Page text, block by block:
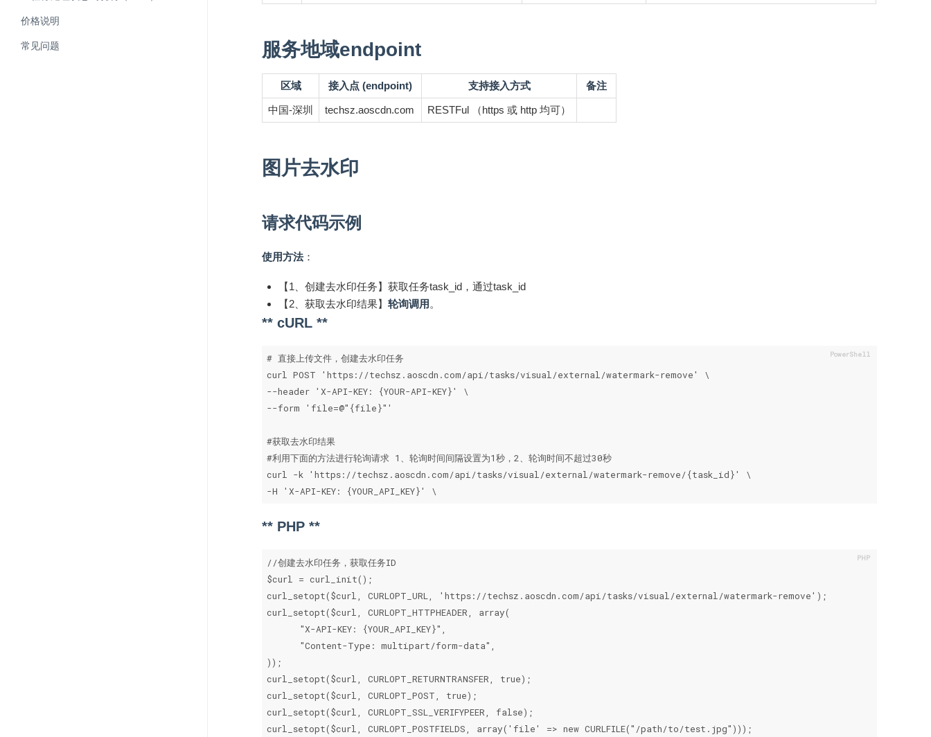
价格说明
常见问题 服务地域endpoint
区域 接入点 (endpoint) 支持接入方式 备注
中国-深圳 techsz.aoscdn.com RESTFul （https 或 http 均可）
图片去水印
请求代码示例
使用方法：
【1、创建去水印任务】获取任务task_id，通过task_id
【2、获取去水印结果】轮询调用 。
** cURL **
# 直接上传文件，创建去水印任务
curl POST 'https://techsz.aoscdn.com/api/tasks/visual/external/watermark-remove' \
--header 'X-API-KEY: {YOUR-API-KEY}' \
--form 'file=@"{file}"'
#获取去水印结果
#利用下面的方法进行轮询请求 1、轮询时间间隔设置为1秒，2、轮询时间不超过30秒
curl -k 'https://techsz.aoscdn.com/api/tasks/visual/external/watermark-remove/{task_id}' \
-H 'X-API-KEY: {YOUR_API_KEY}' \
** PHP **
//创建去水印任务，获取任务ID
$curl = curl_init();
curl_setopt($curl, CURLOPT_URL, 'https://techsz.aoscdn.com/api/tasks/visual/external/watermark-remove');
curl_setopt($curl, CURLOPT_HTTPHEADER, array(
      "X-API-KEY: {YOUR_API_KEY}",
      "Content-Type: multipart/form-data",
));
curl_setopt($curl, CURLOPT_RETURNTRANSFER, true);
curl_setopt($curl, CURLOPT_POST, true);
curl_setopt($curl, CURLOPT_SSL_VERIFYPEER, false);
curl_setopt($curl, CURLOPT_POSTFIELDS, array('file' => new CURLFILE("/path/to/test.jpg")));